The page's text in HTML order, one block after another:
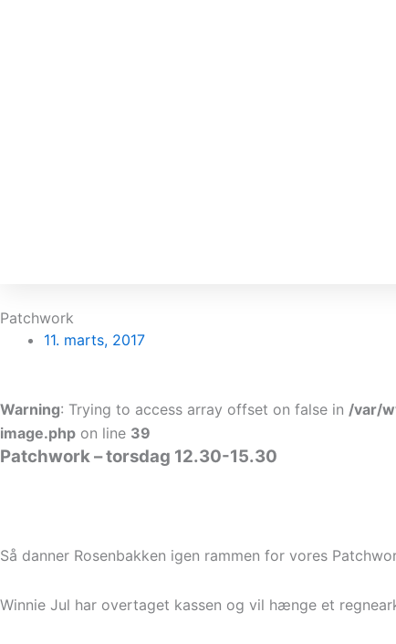
Patchwork
11. marts, 2017
Warning: Trying to access array offset on false in /var/
image.php on line 39
Patchwork – torsdag 12.30-15.30
Så danner Rosenbakken igen rammen for vores
Winnie Jul har overtaget kassen og vil hænge et